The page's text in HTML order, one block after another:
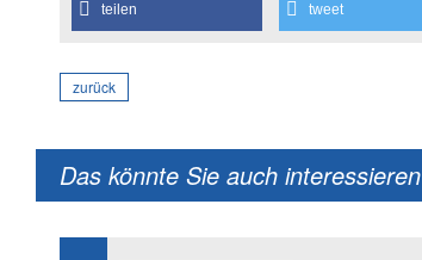
teilen tweet
zurück
Das könnte Sie auch interessieren